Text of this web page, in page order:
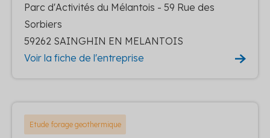
Parc d'Activités du Mélantois - 59 Rue des
Sorbiers
59262 SAINGHIN EN MELANTOIS
Voir la fiche de l'entreprise
Etude forage geothermique